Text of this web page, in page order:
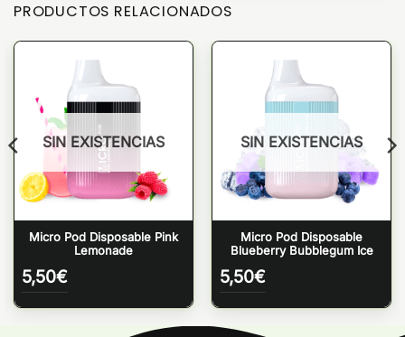
PRODUCTOS RELACIONADOS
SIN EXISTENCIAS
Micro Pod Disposable Pink
Lemonade
5,50€
SIN EXISTENCIAS
Micro Pod Disposable
Blueberry Bubblegum Ice
5,50€